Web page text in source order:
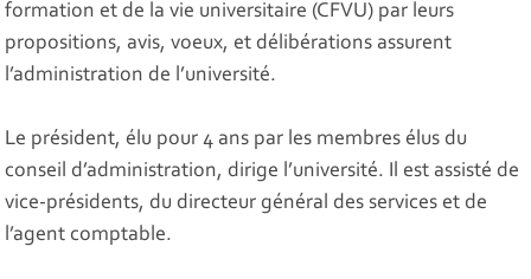
formation et de la vie universitaire (CFVU) par leurs
propositions, avis, voeux, et délibérations assurent
l’administration de l’université.
Le président, élu pour 4 ans par les membres élus du
conseil d’administration, dirige l’université. Il est assisté de
vice-présidents, du directeur général des services et de
l’agent comptable.